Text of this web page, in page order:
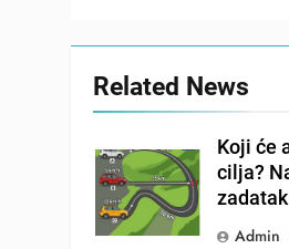
Related News
Koji će
cilja?
Admin